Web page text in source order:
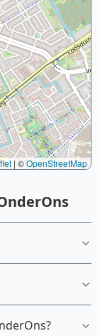
|©OpenStreetMap